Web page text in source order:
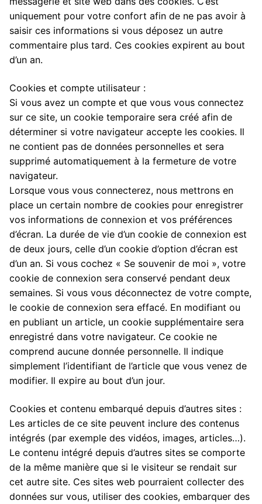
uniquement pour votre confort afin de ne pas avoir à
saisir ces informations si vous déposez un autre
commentaire plus tard. Ces cookies expirent au bout
d’un an.
Cookies et compte utilisateur :
Si vous avez un compte et que vous vous connectez
sur ce site, un cookie temporaire sera créé afin de
déterminer si votre navigateur accepte les cookies. Il
ne contient pas de données personnelles et sera
supprimé automatiquement à la fermeture de votre
navigateur.
Lorsque vous vous connecterez, nous mettrons en
place un certain nombre de cookies pour enregistrer
vos informations de connexion et vos préférences
d’écran. La durée de vie d’un cookie de connexion est
de deux jours, celle d’un cookie d’option d’écran est
d’un an. Si vous cochez « Se souvenir de moi », votre
cookie de connexion sera conservé pendant deux
semaines. Si vous vous déconnectez de votre compte,
le cookie de connexion sera effacé. En modifiant ou
en publiant un article, un cookie supplémentaire sera
enregistré dans votre navigateur. Ce cookie ne
comprend aucune donnée personnelle. Il indique
simplement l’identifiant de l’article que vous venez de
modifier. Il expire au bout d’un jour.
Cookies et contenu embarqué depuis d’autres sites :
Les articles de ce site peuvent inclure des contenus
intégrés (par exemple des vidéos, images, articles…).
Le contenu intégré depuis d’autres sites se comporte
de la même manière que si le visiteur se rendait sur
cet autre site. Ces sites web pourraient collecter des
données sur vous, utiliser des cookies, embarquer des